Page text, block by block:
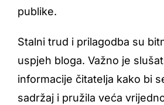
publike.
Stalni trud i prilagodba su
uspjeh bloga. Važno je
informacije čitatelja kako bi
sadržaj i pružila veća